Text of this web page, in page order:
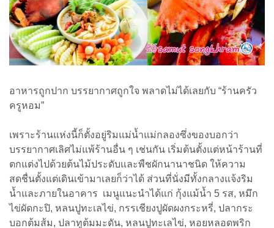
อาหารถูกปาก บรรยากาศถูกใจ พลาดไม่ได้เลยกับ “ร้านครัว
ครูหอม”
เพราะร้านแห่งนี้ก็ตั้งอยู่ริมแม่น้ำแม่กลองซึ่งของบอกว่า
บรรยากาศเลิศไม่แพ้ร้านอื่น ๆ เช่นกัน เริ่มต้นตั้งแต่หน้าร้านที่
ตกแต่งไปด้วยต้นไม้ประดับและพืชผักนานาชนิด ให้ความ
สดชื่นตั้งแต่เดินเข้ามาเลยก็ว่าได้ ส่วนที่นั่งมีทั้งกลางแจ้งริม
น้ำและภายในอาคาร เมนูแนะนำได้แก่ กุ้งแม้น้ำ 5 รส, หมึก
ไข่ผัดกะปิ, หลนปูทะเลไข่, กรรเชียงปูผัดผงกระหรี่, ปลากระ
บอกต้มส้ม, ปลาทูต้มมะดัน, หลนปูทะเลไข่, หอยหลอดพริก